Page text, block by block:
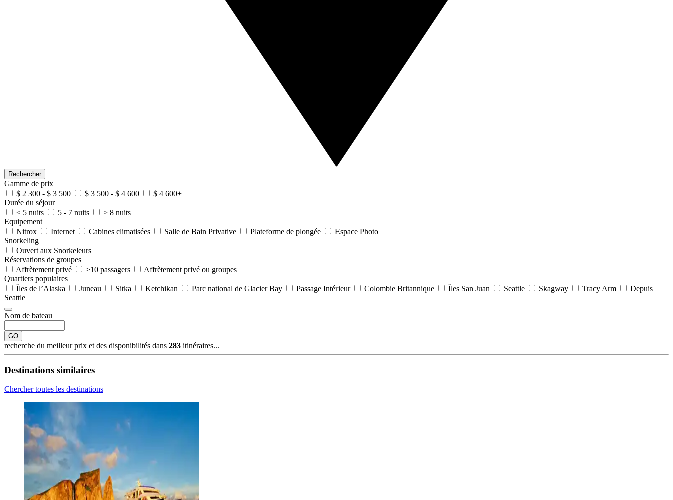
Rechercher
Gamme de prix
$ 2 300 - $ 3 500
$ 3 500 - $ 4 600
$ 4 600+
Durée du séjour
< 5 nuits
5 - 7 nuits
> 8 nuits
Equipement
Nitrox
Internet Cabines climatisées Salle de Bain Privative Plateforme de plongée
Espace Photo
Snorkeling
Ouvert aux Snorkeleurs
Réservations de groupes
Affrètement privé
>10 passagers
Affrètement privé ou groupes
Quartiers populaires
Îles de l’Alaska
Juneau Sitka Ketchikan Parc national de Glacier Bay Passage Intérieur Colombie Britannique Îles San Juan Seattle Skagway Tracy Arm
Depuis
Seattle
Nom de bateau
GO
recherche du meilleur prix et des disponibilités dans 283 itinéraires...
Destinations similaires
Chercher toutes les destinations